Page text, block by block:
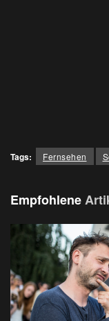
Tags: Fernsehen
Empfohlene